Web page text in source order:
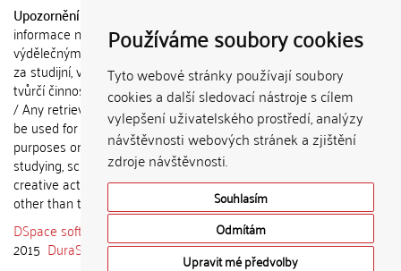
Používáme soubory cookies
Tyto webové stránky používají soubory
cookies a další sledovací nástroje s cílem
vylepšení uživatelského prostředí, analýzy
návštěvnosti webových stránek a zjištění
zdroje návštěvnosti.
Souhlasím
Odmítám
Upravit mé předvolby
Upozornění / Notice:
informace nemohou být použity k
výdělečným účelům nebo vydávány
za studijní, vědeckou nebo jinou
tvůrčí činnost jiné osoby než autora.
/ Any retrieved information shall not
be used for any commercial
purposes or claimed as results of
studying, scientific or any other
creative activities of any person
other than the author.
DSpace software
copyright © 2002-
2015 DuraSpace